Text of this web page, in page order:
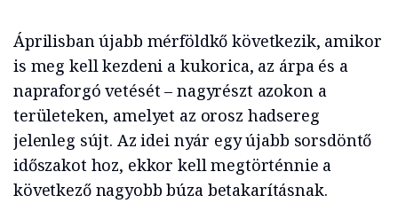
Áprilisban újabb mérföldkő következik, amikor
is meg kell kezdeni a kukorica, az árpa és a
napraforgó vetését – nagyrészt azokon a
területeken, amelyet az orosz hadsereg
jelenleg sújt. Az idei nyár egy újabb sorsdöntő
időszakot hoz, ekkor kell megtörténnie a
következő nagyobb búza betakarításnak.